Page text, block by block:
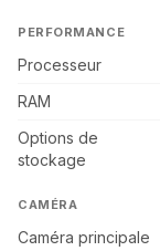
PERFORMANCE
Processeur
RAM
Options de
stockage
CAMÉRA
Caméra principale